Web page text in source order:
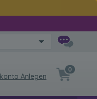
Anlegen
0